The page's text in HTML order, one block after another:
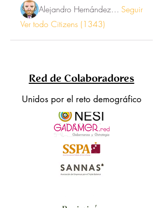
Alejandro Hernández Renner Seguir
Ver todo Citizens (1343)
Red de Colaboradores
Unidos por el reto demográfico